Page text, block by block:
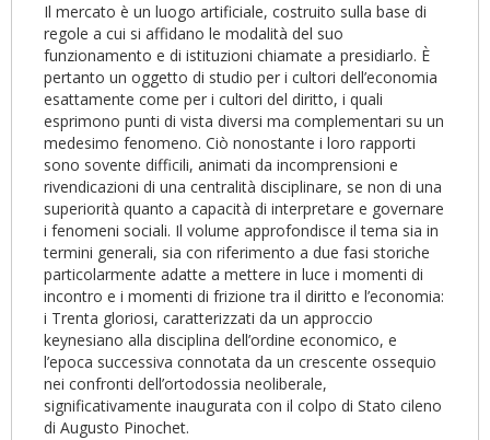
Il mercato è un luogo artificiale, costruito sulla base di
regole a cui si affidano le modalità del suo
funzionamento e di istituzioni chiamate a presidiarlo. È
pertanto un oggetto di studio per i cultori dell’economia
esattamente come per i cultori del diritto, i quali
esprimono punti di vista diversi ma complementari su un
medesimo fenomeno. Ciò nonostante i loro rapporti
sono sovente difficili, animati da incomprensioni e
rivendicazioni di una centralità disciplinare, se non di una
superiorità quanto a capacità di interpretare e governare
i fenomeni sociali. Il volume approfondisce il tema sia in
termini generali, sia con riferimento a due fasi storiche
particolarmente adatte a mettere in luce i momenti di
incontro e i momenti di frizione tra il diritto e l’economia:
i Trenta gloriosi, caratterizzati da un approccio
keynesiano alla disciplina dell’ordine economico, e
l’epoca successiva connotata da un crescente ossequio
nei confronti dell’ortodossia neoliberale,
significativamente inaugurata con il colpo di Stato cileno
di Augusto Pinochet.